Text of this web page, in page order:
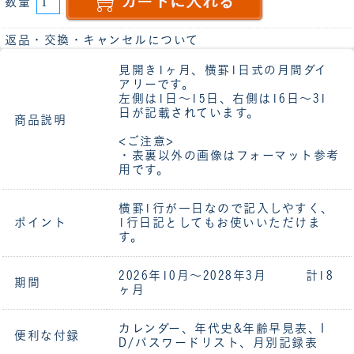
返品・交換・キャンセルについて
商品説明
見開き1ヶ月、横罫1日式の月間ダイ
アリーです。
左側は1日～15日、右側は16日～31
日が記載されています。
<ご注意>
・表裏以外の画像はフォーマット参考
用です。
ポイント
横罫1行が一日なので記入しやすく、
1行日記としてもお使いいただけま
す。
期間
2026年10月～2028年3月 計18
ヶ月
便利な付録
カレンダー、年代史&年齢早見表、I
D/パスワードリスト、月別記録表